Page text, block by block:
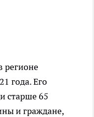
регионе
года. Его
старше 65
и граждане,